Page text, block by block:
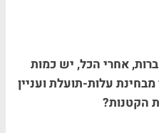
אחרי הכל, יש כמות
עלות-תועלת ועניין
הקטנות?